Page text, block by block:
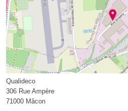
Qualideco
306 Rue Ampère
71000 Mâcon